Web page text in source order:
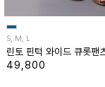
S, M, L
린토 핀턱 와이드 큐롯팬
49,800